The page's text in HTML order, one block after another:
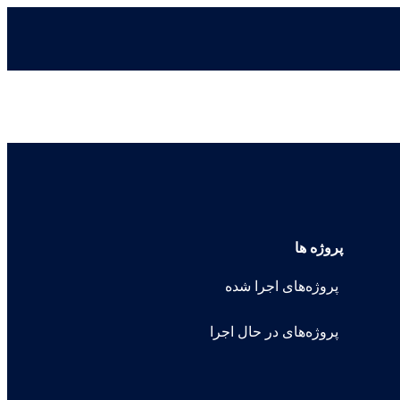
پروژه ها
پروژه‌های اجرا شده
پروژه‌های در حال اجرا